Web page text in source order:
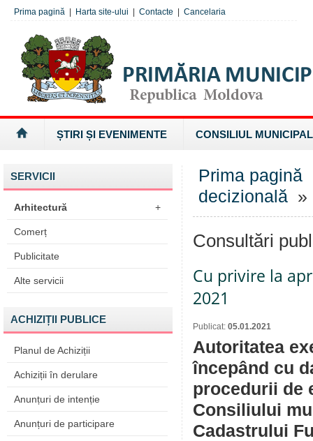
Prima pagină Harta site-ului Contacte Cancelaria
ȘTIRI ȘI EVENIMENTE CONSILIUL MUNICIPAL
SERVICII
Arhitectură +
Comerț
Publicitate
Alte servicii
ACHIZIȚII PUBLICE
Planul de Achiziții
Achiziții în derulare
Anunțuri de intenție
Anunțuri de participare
Prima pagină
decizională »
Consultări
Cu privire la
2021
Publicat: 05.01.2021
Autoritatea
începând cu
procedurii de
Consiliului
Cadastrului